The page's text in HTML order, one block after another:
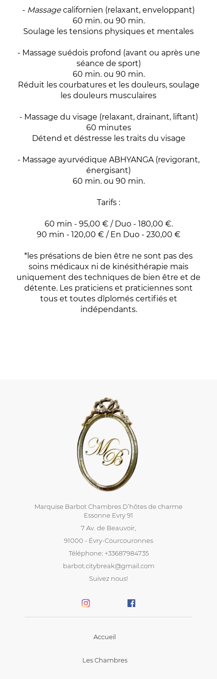
- Massagecalifornien (relaxant, enveloppant)
60 min. ou 90 min.
Soulage les tensions physiques et mentales
- Massage suédois profond (avant ou après une
séance de sport)
60 min. ou 90 min.
Réduit les courbatures et les douleurs, soulage
les douleurs musculaires
- Massage du visage (relaxant, drainant, liftant)
60 minutes
Détend et déstresse les traits du visage
- Massage ayurvédique ABHYANGA (revigorant,
énergisant)
60 min. ou 90 min.
Tarifs :
60 min - 95,00 € / Duo - 180,00 €.
90 min - 120,00 € / En Duo - 230,00 €
*les présations de bien être ne sont pas des
soins médicaux ni de kinésithérapie mais
uniquement des techniques de bien être et de
détente. Les praticiens et praticiennes sont
tous et toutes dîplomés certifiés et
indépendants.
Marquise Barbot Chambres D’hôtes de charme
Essonne Evry 91
7 Av. de Beauvoir,
91000 - Évry-Courcouronnes
Téléphone: +33687984735
barbot.citybreak@gmail.com
Suivez nous!
Accueil
Les Chambres